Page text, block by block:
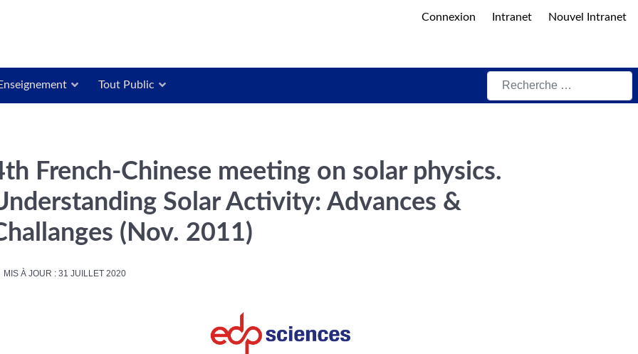
Connexion Intranet Nouvel Intranet
Tout Public
Rechercher
French-Chinese meeting on solar physics.
Solar Activity: Advances &
(Nov. 2011)
MIS À JOUR : 31 JUILLET 2020